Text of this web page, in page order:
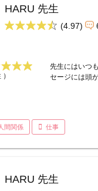
HARU 先生
(4.97)
先生にはいつ
セージには頭
人間関係 仕事
HARU 先生